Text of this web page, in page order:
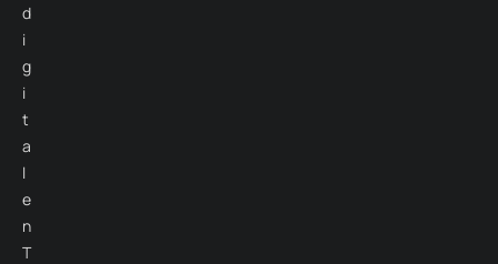
d
i
g
i
t
a
l
e
n
T